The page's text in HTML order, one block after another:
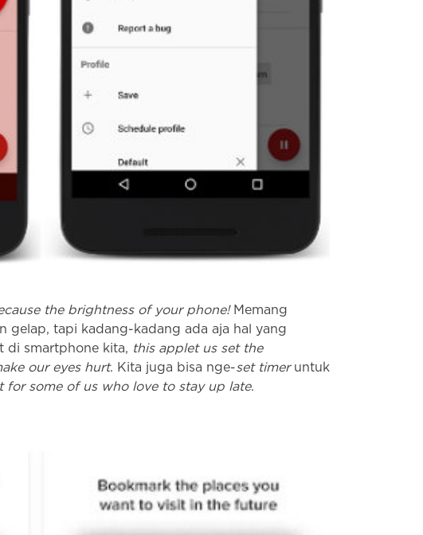
the brightness of your phone!Memang
gelap, tapi kadang-kadang ada aja hal yang
di smartphone kita, this applet us set the
our eyes hurt. Kita juga bisa nge-set timeruntuk
for some of us who love to stay up late.